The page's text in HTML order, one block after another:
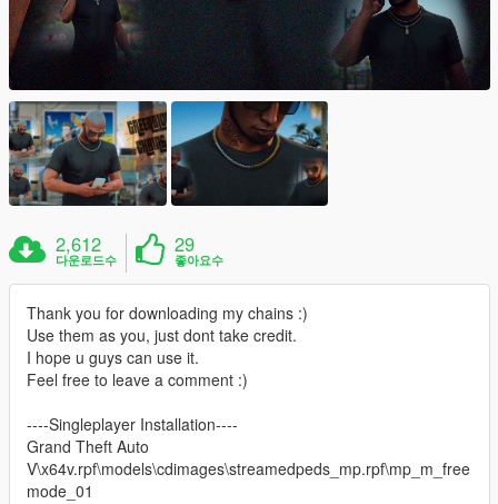
2,612
다운로드수
29
좋아요수
Thank you for downloading my chains :)
Use them as you, just dont take credit.
I hope u guys can use it.
Feel free to leave a comment :)
----Singleplayer Installation----
Grand Theft Auto
V\x64v.rpf\models\cdimages\streamedpeds_mp.rpf\mp_m_free
mode_01